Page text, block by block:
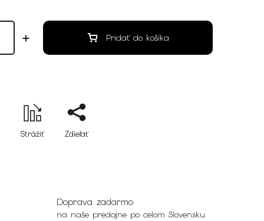
Pridať do košíka
Strážiť Zdieľať
Doprava zadarmo
na naše predajne po celom Slovensku